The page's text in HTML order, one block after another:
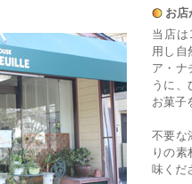
お店
当店は
用し自
ア・ナ
うに、
お菓子
不要な
りの素
味くだ